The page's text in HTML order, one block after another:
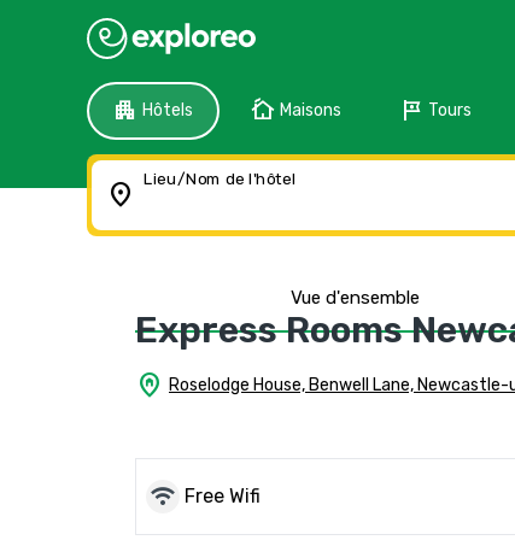
apartment Hôtels cottage Maisons tour Tours
location_on Lieu/Nom de l'hôtel
Vue d'ensemble
Express Rooms
home_pin Roselodge House, Benwell Lane,
wifi Free Wifi